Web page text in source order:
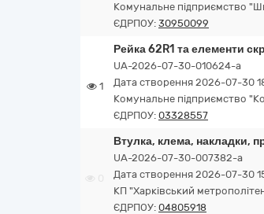
Комунальне підприємство
ЄДРПОУ: 30950099
1
Рейка 62R1 та елементи
UA-2026-07-30-010624-a
Дата створення 2026-07-30
Комунальне підприємство
ЄДРПОУ: 03328557
Втулка, клема, накладки,
UA-2026-07-30-007382-a
Дата створення 2026-07-30
КП "Харківський
ЄДРПОУ: 04805918